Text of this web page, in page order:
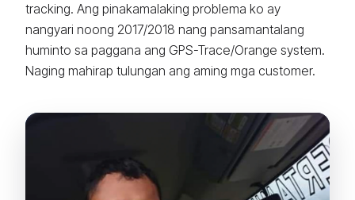
tracking. Ang pinakamalaking problema ko ay
nangyari noong 2017/2018 nang pansamantalang
huminto sa paggana ang GPS-Trace/Orange system.
Naging mahirap tulungan ang aming mga customer.